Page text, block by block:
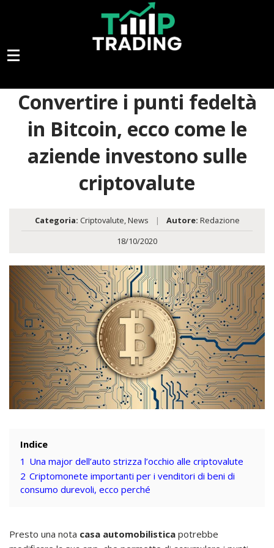
Convertire i punti fedeltà
in Bitcoin, ecco come le
aziende investono sulle
criptovalute
Categoria: Criptovalute,News | Autore: Redazione
18/10/2020
Indice
1 Una major dell’auto strizza l’occhio alle criptovalute
2 Criptomonete importanti per i venditori di beni di
consumo durevoli, ecco perché
Presto una nota casa automobilistica potrebbe